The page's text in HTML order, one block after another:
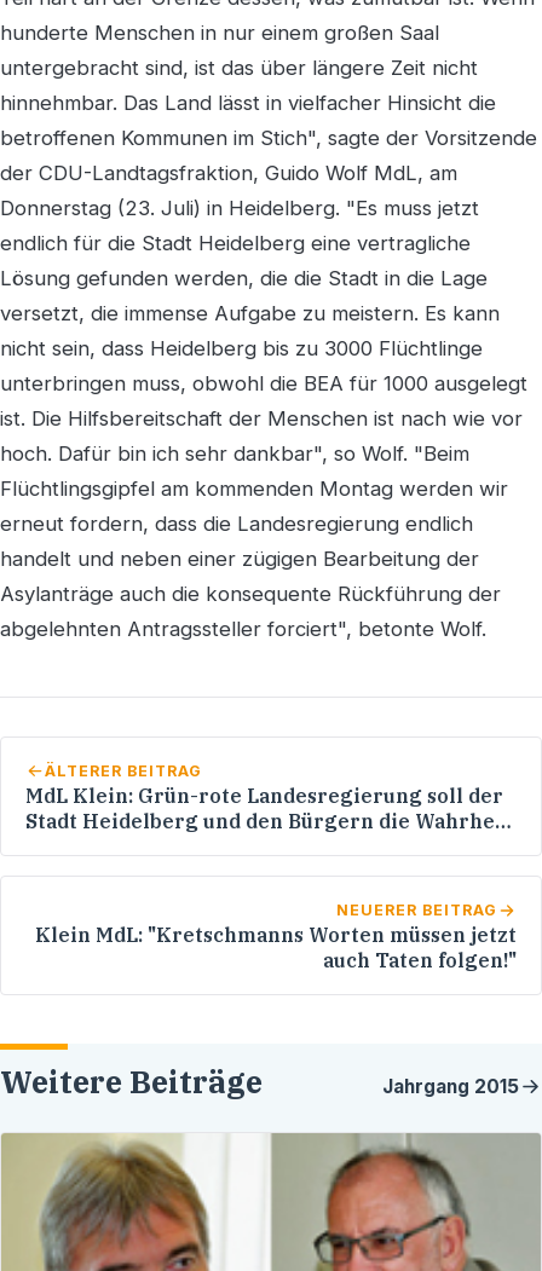
hunderte Menschen in nur einem großen Saal
untergebracht sind, ist das über längere Zeit nicht
hinnehmbar. Das Land lässt in vielfacher Hinsicht die
betroffenen Kommunen im Stich", sagte der Vorsitzende
der CDU-Landtagsfraktion, Guido Wolf MdL, am
Donnerstag (23. Juli) in Heidelberg. "Es muss jetzt
endlich für die Stadt Heidelberg eine vertragliche
Lösung gefunden werden, die die Stadt in die Lage
versetzt, die immense Aufgabe zu meistern. Es kann
nicht sein, dass Heidelberg bis zu 3000 Flüchtlinge
unterbringen muss, obwohl die BEA für 1000 ausgelegt
ist. Die Hilfsbereitschaft der Menschen ist nach wie vor
hoch. Dafür bin ich sehr dankbar", so Wolf. "Beim
Flüchtlingsgipfel am kommenden Montag werden wir
erneut fordern, dass die Landesregierung endlich
handelt und neben einer zügigen Bearbeitung der
Asylanträge auch die konsequente Rückführung der
abgelehnten Antragssteller forciert", betonte Wolf.
ÄLTERER BEITRAG
MdL Klein: Grün-rote Landesregierung soll der
Stadt Heidelberg und den Bürgern die Wahrheit
NEUERER BEITRAG
Klein MdL: "Kretschmanns Worten müssen jetzt
auch Taten folgen!"
Weitere Beiträge Jahrgang 2015